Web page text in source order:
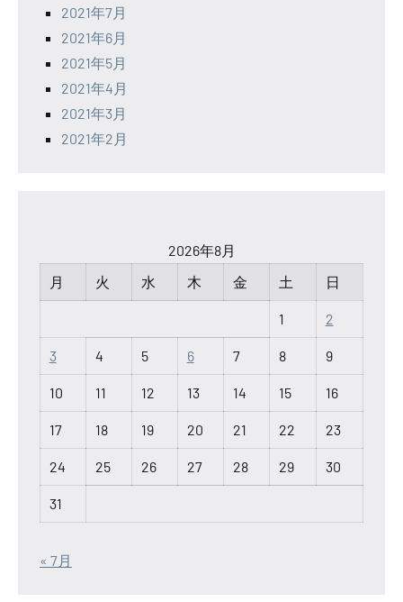
2021年7月
2021年6月
2021年5月
2021年4月
2021年3月
2021年2月
2026年8月
月
火 水 木 金 土 日
1 2
3 4 5 6 7 8 9
10 11 12 13 14 15 16
17 18 19 20 21 22 23
24 25 26 27 28 29 30
31
« 7月